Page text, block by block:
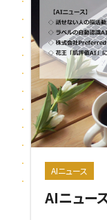
AIニュース
AIニュー